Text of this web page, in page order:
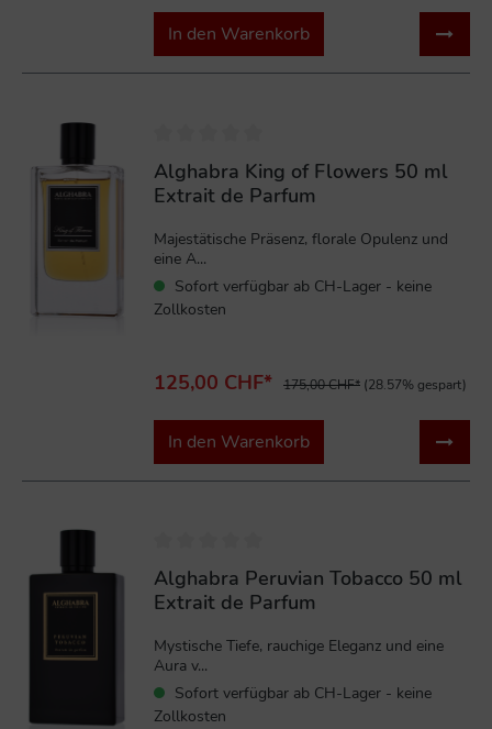
In den Warenkorb
Alghabra King of Flowers 50 ml
Extrait de Parfum
Majestätische Präsenz, florale Opulenz und
eine A...
Sofort verfügbar ab CH-Lager - keine
Zollkosten
125,00 CHF* 175,00 CHF* (28.57% gespart)
In den Warenkorb
Alghabra Peruvian Tobacco 50 ml
Extrait de Parfum
Mystische Tiefe, rauchige Eleganz und eine
Aura v...
Sofort verfügbar ab CH-Lager - keine
Zollkosten